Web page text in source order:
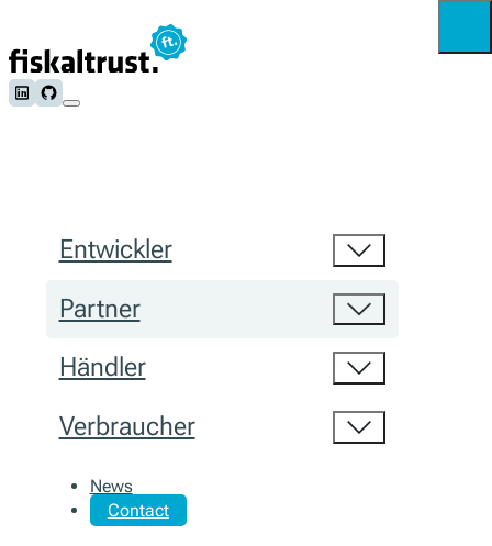
Follow us on LinkedIn
Follow us on Github
Entwickler
Partner
Händler
Verbraucher
News
Contact